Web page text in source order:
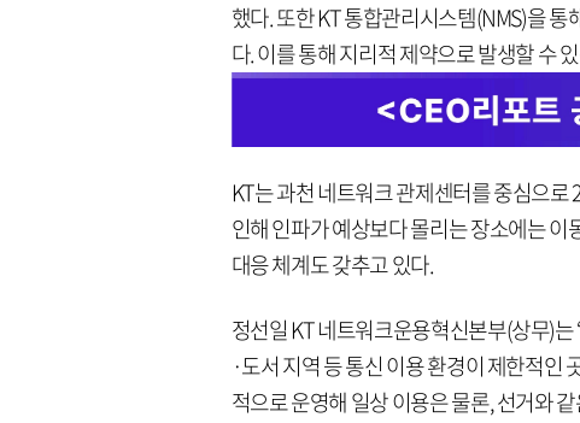
했다. 또한 KT 통합관리시스템(NMS)을
다. 이를 통해 지리적 제약으로 발생할 수
KT는 과천 네트워크 관제센터를 중심으
인해 인파가 예상보다 몰리는 장소에는
대응 체계도 갖추고 있다.
정선일 KT 네트워크운용혁신본부(상무)
·도서 지역 등 통신 이용 환경이 제한적인
적으로 운영해 일상 이용은 물론, 선거와